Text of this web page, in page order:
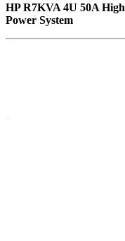
HP R7KVA 4U 50A
Power System